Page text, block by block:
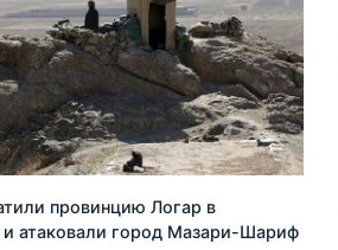
провинцию Логар в
и атаковали город Мазари-Шариф